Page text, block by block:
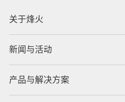
关于烽火
新闻与活动
产品与解决方案